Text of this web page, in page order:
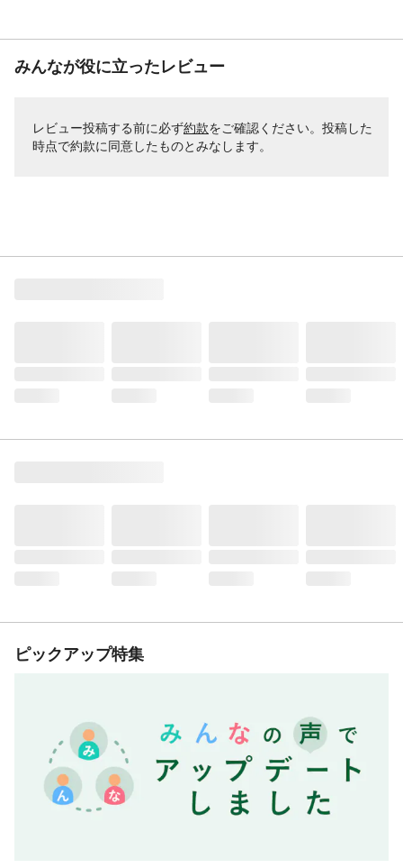
みんなが役に立ったレビュー
レビュー投稿する前に必ず約款をご確認ください。投稿した
時点で約款に同意したものとみなします。
ピックアップ特集